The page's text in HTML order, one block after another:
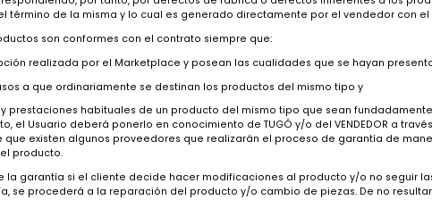
sea ejercido en el plazo de cinco (5) días hábiles contados a partir
ventasweb@tugo.com.co , manifestando que ejerce el derecho de
toallas, lencería, colchones y demás que se consideren en esta
bien haya sido entregado al Usuario, deberá devolver el bien en las
internas y externas y en el empaque en que lo recibió. No se
verifique que se han cumplido los requisitos mencionados, devolverá
el derecho de retracto, a través del mismo medio de pago
Los costos de transporte y demás que conlleve la devolución del
PRODUCTOS